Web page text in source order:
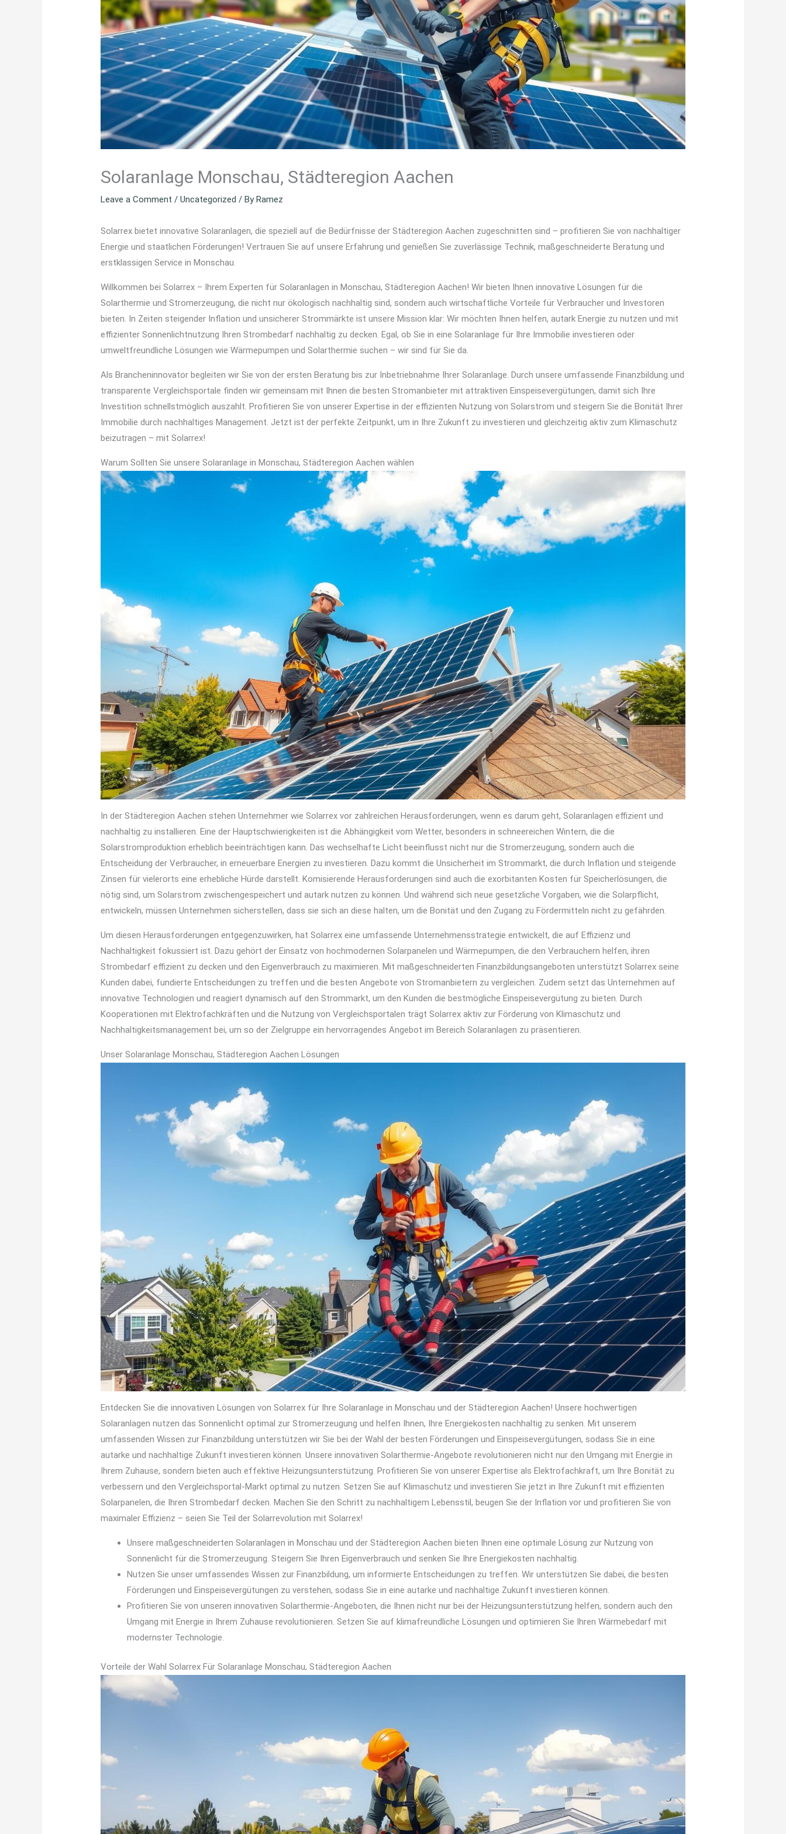
Solaranlage Monschau, Städteregion Aachen
Leave a Comment /Uncategorized / ByRamez
Solarrex bietet innovative Solaranlagen, die speziell auf die Bedürfnisse der Städteregion Aachen zugeschnitten sind – profitieren Sie von nachhaltiger
Energie und staatlichen Förderungen! Vertrauen Sie auf unsere Erfahrung und genießen Sie zuverlässige Technik, maßgeschneiderte Beratung und
erstklassigen Service in Monschau.
Willkommen bei Solarrex – Ihrem Experten für Solaranlagen in Monschau, Städteregion Aachen! Wir bieten Ihnen innovative Lösungen für die
Solarthermie und Stromerzeugung, die nicht nur ökologisch nachhaltig sind, sondern auch wirtschaftliche Vorteile für Verbraucher und Investoren
bieten. In Zeiten steigender Inflation und unsicherer Strommärkte ist unsere Mission klar: Wir möchten Ihnen helfen, autark Energie zu nutzen und mit
effizienter Sonnenlichtnutzung Ihren Strombedarf nachhaltig zu decken. Egal, ob Sie in eine Solaranlage für Ihre Immobilie investieren oder
umweltfreundliche Lösungen wie Wärmepumpen und Solarthermie suchen – wir sind für Sie da.
Als Brancheninnovator begleiten wir Sie von der ersten Beratung bis zur Inbetriebnahme Ihrer Solaranlage. Durch unsere umfassende Finanzbildung und
transparente Vergleichsportale finden wir gemeinsam mit Ihnen die besten Stromanbieter mit attraktiven Einspeisevergütungen, damit sich Ihre
Investition schnellstmöglich auszahlt. Profitieren Sie von unserer Expertise in der effizienten Nutzung von Solarstrom und steigern Sie die Bonität Ihrer
Immobilie durch nachhaltiges Management. Jetzt ist der perfekte Zeitpunkt, um in Ihre Zukunft zu investieren und gleichzeitig aktiv zum Klimaschutz
beizutragen – mit Solarrex!
Warum Sollten Sie unsere Solaranlage in Monschau, Städteregion Aachen wählen
In der Städteregion Aachen stehen Unternehmer wie Solarrex vor zahlreichen Herausforderungen, wenn es darum geht, Solaranlagen effizient und
nachhaltig zu installieren. Eine der Hauptschwierigkeiten ist die Abhängigkeit vom Wetter, besonders in schneereichen Wintern, die die
Solarstromproduktion erheblich beeinträchtigen kann. Das wechselhafte Licht beeinflusst nicht nur die Stromerzeugung, sondern auch die
Entscheidung der Verbraucher, in erneuerbare Energien zu investieren. Dazu kommt die Unsicherheit im Strommarkt, die durch Inflation und steigende
Zinsen für vielerorts eine erhebliche Hürde darstellt. Komisierende Herausforderungen sind auch die exorbitanten Kosten für Speicherlösungen, die
nötig sind, um Solarstrom zwischengespeichert und autark nutzen zu können. Und während sich neue gesetzliche Vorgaben, wie die Solarpflicht,
entwickeln, müssen Unternehmen sicherstellen, dass sie sich an diese halten, um die Bonität und den Zugang zu Fördermitteln nicht zu gefährden.
Um diesen Herausforderungen entgegenzuwirken, hat Solarrex eine umfassende Unternehmensstrategie entwickelt, die auf Effizienz und
Nachhaltigkeit fokussiert ist. Dazu gehört der Einsatz von hochmodernen Solarpanelen und Wärmepumpen, die den Verbrauchern helfen, ihren
Strombedarf effizient zu decken und den Eigenverbrauch zu maximieren. Mit maßgeschneiderten Finanzbildungsangeboten unterstützt Solarrex seine
Kunden dabei, fundierte Entscheidungen zu treffen und die besten Angebote von Stromanbietern zu vergleichen. Zudem setzt das Unternehmen auf
innovative Technologien und reagiert dynamisch auf den Strommarkt, um den Kunden die bestmögliche Einspeisevergütung zu bieten. Durch
Kooperationen mit Elektrofachkräften und die Nutzung von Vergleichsportalen trägt Solarrex aktiv zur Förderung von Klimaschutz und
Nachhaltigkeitsmanagement bei, um so der Zielgruppe ein hervorragendes Angebot im Bereich Solaranlagen zu präsentieren.
Unser Solaranlage Monschau, Städteregion Aachen Lösungen
Entdecken Sie die innovativen Lösungen von Solarrex für Ihre Solaranlage in Monschau und der Städteregion Aachen! Unsere hochwertigen
Solaranlagen nutzen das Sonnenlicht optimal zur Stromerzeugung und helfen Ihnen, Ihre Energiekosten nachhaltig zu senken. Mit unserem
umfassenden Wissen zur Finanzbildung unterstützen wir Sie bei der Wahl der besten Förderungen und Einspeisevergütungen, sodass Sie in eine
autarke und nachhaltige Zukunft investieren können. Unsere innovativen Solarthermie-Angebote revolutionieren nicht nur den Umgang mit Energie in
Ihrem Zuhause, sondern bieten auch effektive Heizungsunterstützung. Profitieren Sie von unserer Expertise als Elektrofachkraft, um Ihre Bonität zu
verbessern und den Vergleichsportal-Markt optimal zu nutzen. Setzen Sie auf Klimaschutz und investieren Sie jetzt in Ihre Zukunft mit effizienten
Solarpanelen, die Ihren Strombedarf decken. Machen Sie den Schritt zu nachhaltigem Lebensstil, beugen Sie der Inflation vor und profitieren Sie von
maximaler Effizienz – seien Sie Teil der Solarrevolution mit Solarrex!
Unsere maßgeschneiderten Solaranlagen in Monschau und der Städteregion Aachen bieten Ihnen eine optimale Lösung zur Nutzung von
Sonnenlicht für die Stromerzeugung. Steigern Sie Ihren Eigenverbrauch und senken Sie Ihre Energiekosten nachhaltig.
Nutzen Sie unser umfassendes Wissen zur Finanzbildung, um informierte Entscheidungen zu treffen. Wir unterstützen Sie dabei, die besten
Förderungen und Einspeisevergütungen zu verstehen, sodass Sie in eine autarke und nachhaltige Zukunft investieren können.
Profitieren Sie von unseren innovativen Solarthermie-Angeboten, die Ihnen nicht nur bei der Heizungsunterstützung helfen, sondern auch den
Umgang mit Energie in Ihrem Zuhause revolutionieren. Setzen Sie auf klimafreundliche Lösungen und optimieren Sie Ihren Wärmebedarf mit
modernster Technologie.
Vorteile der Wahl Solarrex Für Solaranlage Monschau, Städteregion Aachen